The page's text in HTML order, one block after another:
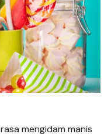
rasa mengidam manis